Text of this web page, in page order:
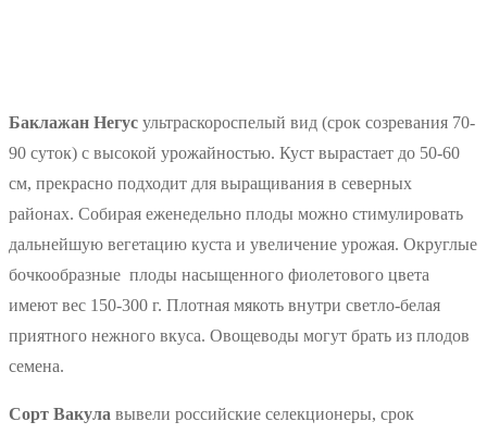
Баклажан Негус ультраскороспелый вид (срок созревания 70-
90 суток) с высокой урожайностью. Куст вырастает до 50-60
см, прекрасно подходит для выращивания в северных
районах. Собирая еженедельно плоды можно стимулировать
дальнейшую вегетацию куста и увеличение урожая. Округлые
бочкообразные плоды насыщенного фиолетового цвета
имеют вес 150-300 г. Плотная мякоть внутри светло-белая
приятного нежного вкуса. Овощеводы могут брать из плодов
семена.
Сорт Вакула вывели российские селекционеры, срок